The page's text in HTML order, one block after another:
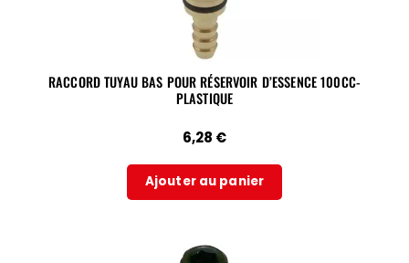
RACCORD TUYAU BAS POUR RÉSERVOIR D’ESSENCE 100CC-
PLASTIQUE
6,28 €
Ajouter au panier